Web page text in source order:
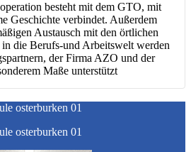
besteht mit dem GTO, mit
Geschichte verbindet. Außerdem
Austausch mit den örtlichen
die Berufs-und Arbeitswelt werden
der Firma AZO und der
Maße unterstützt